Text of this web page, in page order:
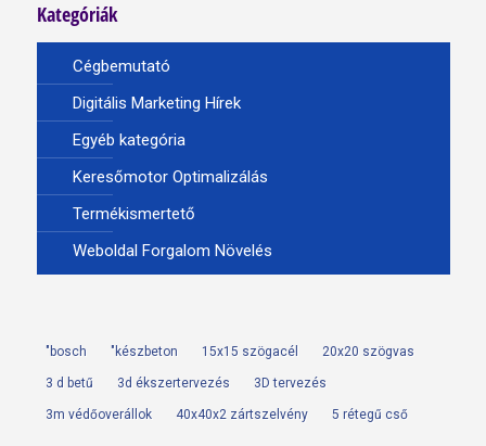
Kategóriák
Cégbemutató
Digitális Marketing Hírek
Egyéb kategória
Keresőmotor Optimalizálás
Termékismertető
Weboldal Forgalom Növelés
"bosch "készbeton 15x15 szögacél 20x20 szögvas
3 d betű 3d ékszertervezés 3D tervezés
3m védőoverállok 40x40x2 zártszelvény 5 rétegű cső